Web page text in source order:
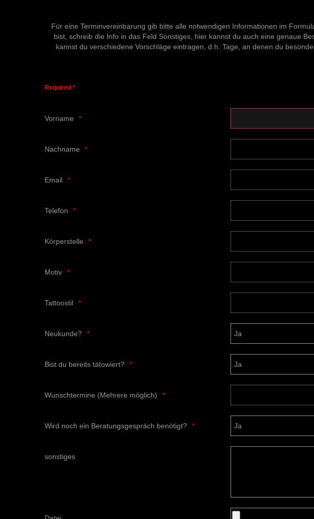
Für eine Terminvereinbarung gib bitte alle notwendigen Informationen im
bist, schreib die Info in das Feld Sonstiges, hier kannst du auch eine genaue
kannst du verschiedene Vorschläge eintragen, d.h. Tage, an denen du
Required *
Vorname
Nachname
Email
Telefon
Körperstelle
Motiv
Tattoostil
Neukunde?
Bist du bereits tätowiert?
Wunschtermine (Mehrere möglich)
Wird noch ein Beratungsgespräch benötigt?
sonstiges